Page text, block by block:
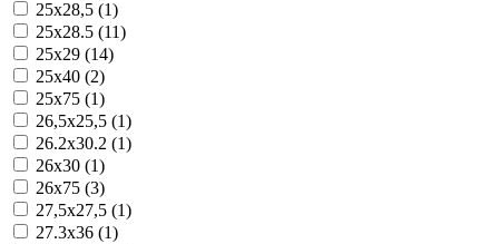
25x28,5 (1)
25x28.5 (11)
25x29 (14)
25x40 (2)
25x75 (1)
26,5x25,5 (1)
26.2x30.2 (1)
26x30 (1)
26x75 (3)
27,5x27,5 (1)
27.3x36 (1)